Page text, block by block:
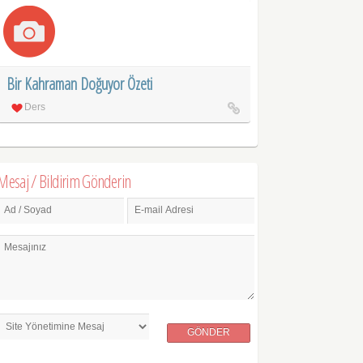
Bir Kahraman Doğuyor Özeti
Ders
/ Bildirim Gönderin
Ad / Soyad E-mail Adresi
Mesajınız
GÖNDER